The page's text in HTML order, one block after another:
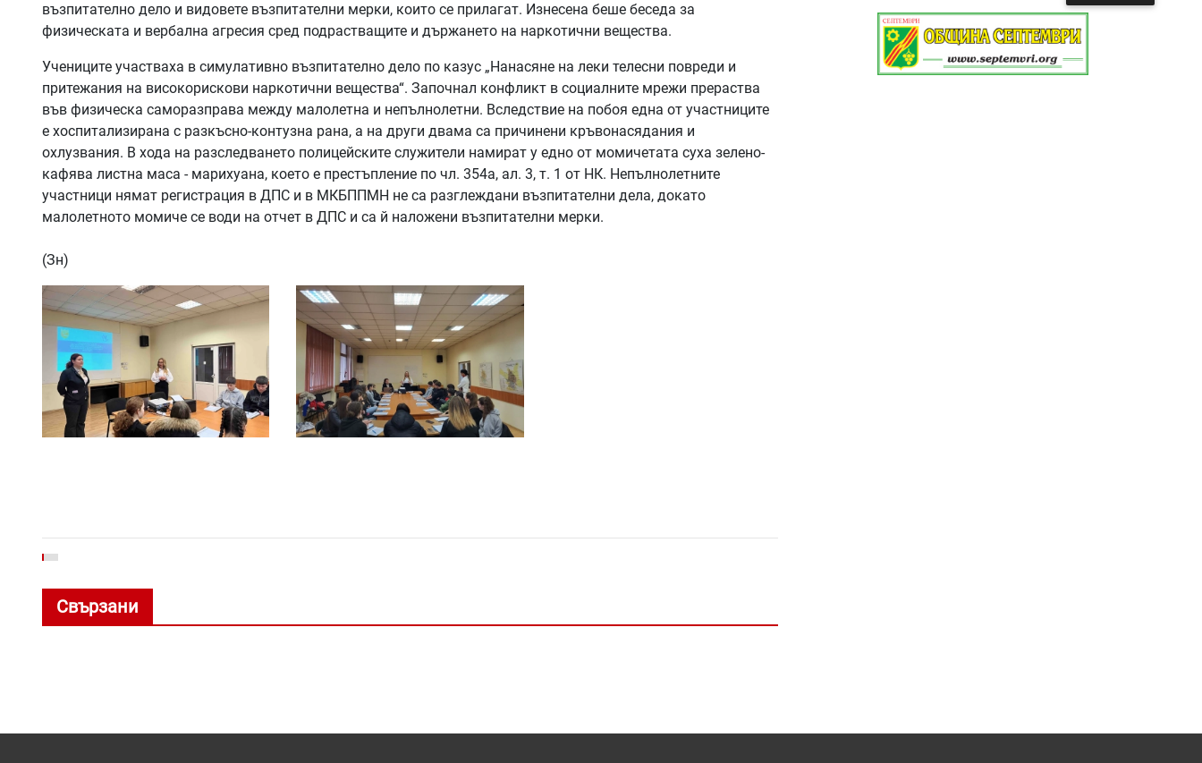
възпитателно дело и видовете възпитателни мерки, които се прилагат. Изнесена беше беседа за
физическата и вербална агресия сред подрастващите и държането на наркотични вещества.
Учениците участваха в симулативно възпитателно дело по казус „Нанасяне на леки телесни повреди и
притежания на високорискови наркотични вещества“. Започнал конфликт в социалните мрежи прераства
във физическа саморазправа между малолетна и непълнолетни. Вследствие на побоя една от участниците
е хоспитализирана с разкъсно-контузна рана, а на други двама са причинени кръвонасядания и
охлузвания. В хода на разследването полицейските служители намират у едно от момичетата суха зелено-
кафява листна маса - марихуана, което е престъпление по чл. 354а, ал. 3, т. 1 от НК. Непълнолетните
участници нямат регистрация в ДПС и в МКБППМН не са разглеждани възпитателни дела, докато
малолетното момиче се води на отчет в ДПС и са й наложени възпитателни мерки.
(Зн)
Свързани